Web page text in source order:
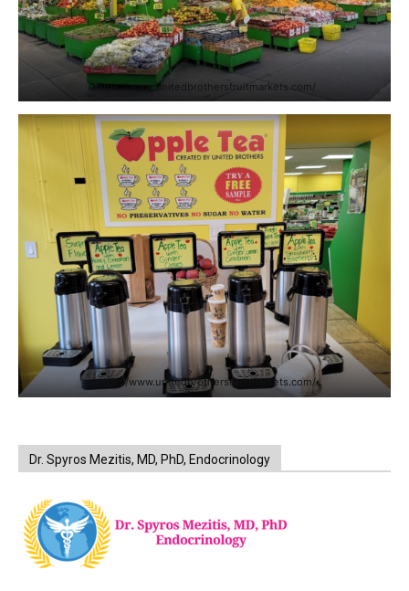
https://www.unitedbrothersfruitmarkets.com/
https://www.unitedbrothersfruitmarkets.com/
Dr. Spyros Mezitis, MD, PhD, Endocrinology